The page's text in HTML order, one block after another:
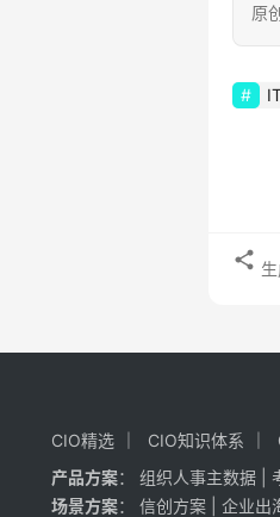
原
CIO精选 CIO知识体系
产品方案： 组织人事主数据|
场景方案： 信创方案| 企业出